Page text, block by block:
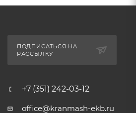
ПОДПИСАТЬСЯ НА
РАССЫЛКУ
+7 (351) 242-03-12
office@kranmash-ekb.ru